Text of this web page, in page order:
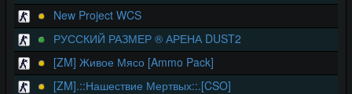
New Project WCS
РУССКИЙ РАЗМЕР ® АРЕНА DUST2
[ZM] Живое Мясо [Ammo Pack]
[ZM].::Нашествие Мертвых::.[CSO]